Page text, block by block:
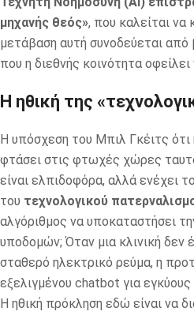
μηχανής θεός», που καλείται να
μετάβαση αυτή συνοδεύεται
που η διεθνής κοινότητα οφείλει
Η ηθική της
Η υπόσχεση του Μπιλ Γκέιτς
φτάσει στις φτωχές χώρες
είναι ελπιδοφόρα, αλλά ενέχει
του τεχνολογικού
αλγόριθμος να υποκαταστήσει
υποδομών; Όταν μια κλινική δεν
σταθερό ηλεκτρικό ρεύμα, η
εξελιγμένου chatbot για εγκύους
Η ηθική πρόκληση εδώ είναι να